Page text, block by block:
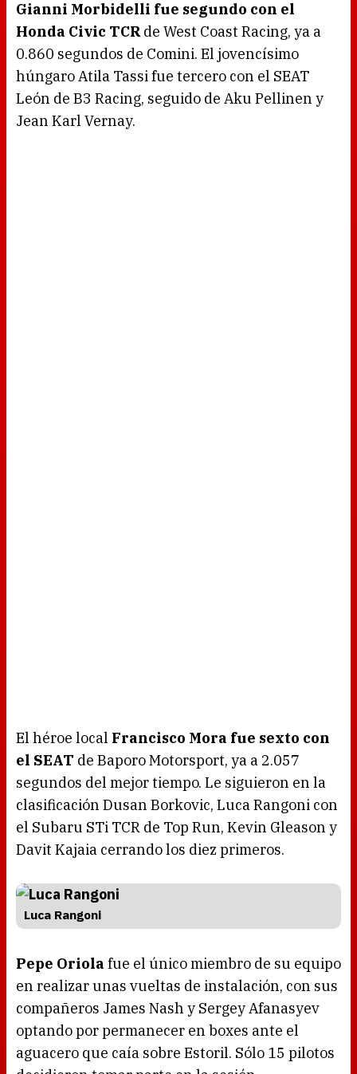
Gianni Morbidelli fue segundo con el
Honda Civic TCRde West Coast Racing, ya a
0.860 segundos de Comini. El jovencísimo
húngaro Atila Tassi fue tercero con el SEAT
León de B3 Racing, seguido de Aku Pellinen y
Jean Karl Vernay.
El héroe local Francisco Mora fue sexto con
el SEAT de Baporo Motorsport, ya a 2.057
segundos del mejor tiempo. Le siguieron en la
clasificación Dusan Borkovic, Luca Rangoni con
el Subaru STi TCR de Top Run, Kevin Gleason y
Davit Kajaia cerrando los diez primeros.
Luca Rangoni
Pepe Oriola fue el único miembro de su equipo
en realizar unas vueltas de instalación, con sus
compañeros James Nash y Sergey Afanasyev
optando por permanecer en boxes ante el
aguacero que caía sobre Estoril. Sólo 15 pilotos